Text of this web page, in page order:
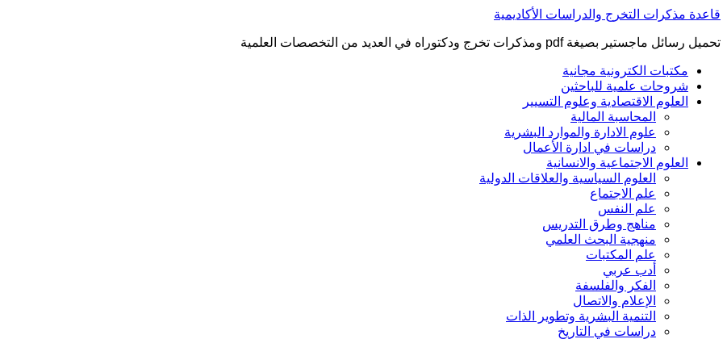
التجاوز
المحتوى
قاعدة مذكرات التخرج والدراسات الأكاديمية
تحميل رسائل ماجستير بصيغة pdf ومذكرات تخرج ودكتوراه في العديد من التخصصات العلمية
مكتبات الكترونية مجانية
شروحات علمية للباحثين
العلوم الاقتصادية وعلوم التسيير
المحاسبة المالية
علوم الادارة والموارد البشرية
دراسات في ادارة الأعمال
العلوم الاجتماعية والانسانية
العلوم السياسية والعلاقات الدولية
علم الاجتماع
علم النفس
مناهج وطرق التدريس
منهجية البحث العلمي
علم المكتبات
أدب عربي
الفكر والفلسفة
الإعلام والاتصال
التنمية البشرية وتطوير الذات
دراسات في التاريخ